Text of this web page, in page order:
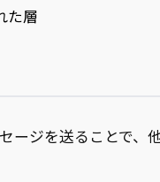
た層
ージを送ることで、